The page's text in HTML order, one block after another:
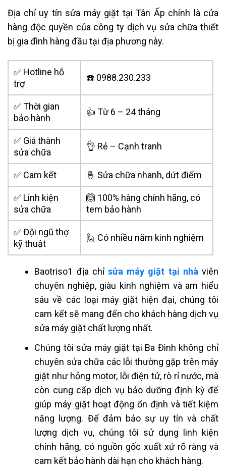
Địa chỉ uy tín sửa máy giặt tại Tân Ấp chính là cửa
hàng độc quyền của công ty dịch vụ sửa chữa thiết
bị gia đình hàng đầu tại địa phương này.
✅ Hotline hỗ
trợ
☎️ 0988.230.233
✅ Thời gian
bảo hành
👍 Từ 6 – 24 tháng
✅ Giá thành
sửa chữa
👌 Rẻ – Cạnh tranh
✅ Cam kết 🤞 Sửa chữa nhanh, dứt điểm
✅ Linh kiện
sửa chữa
🙆 100% hàng chính hãng, có
tem bảo hành
✅ Đội ngũ thợ
kỹ thuật
🙋 Có nhiều năm kinh nghiệm
Baotriso1 địa chỉ sửa máy giặt tại nhàviên
chuyên nghiệp, giàu kinh nghiệm và am hiểu
sâu về các loại máy giặt hiện đại, chúng tôi
cam kết sẽ mang đến cho khách hàng dịch vụ
sửa máy giặt chất lượng nhất.
Chúng tôi sửa máy giặt tại Ba Đình không chỉ
chuyên sửa chữa các lỗi thường gặp trên máy
giặt như hỏng motor, lỗi điện tử, rò rỉ nước, mà
còn cung cấp dịch vụ bảo dưỡng định kỳ để
giúp máy giặt hoạt động ổn định và tiết kiệm
năng lượng. Để đảm bảo sự uy tín và chất
lượng dịch vụ, chúng tôi sử dụng linh kiện
chính hãng, có nguồn gốc xuất xứ rõ ràng và
cam kết bảo hành dài hạn cho khách hàng.